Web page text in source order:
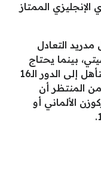
25 من الدوري الإنجليزي الممتاز
التعادل
بينما يحتاج
نظيره في تحقيق انتصار من أجل التأهل إلى الدور الـ16
المنتظر أن
الألماني أو